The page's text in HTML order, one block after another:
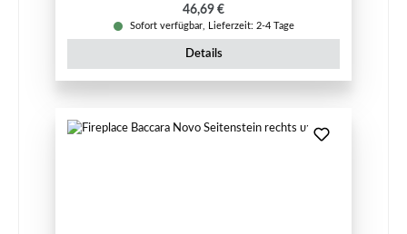
Regulärer Preis:
46,69 €
Sofort verfügbar, Lieferzeit: 2-4 Tage
Details